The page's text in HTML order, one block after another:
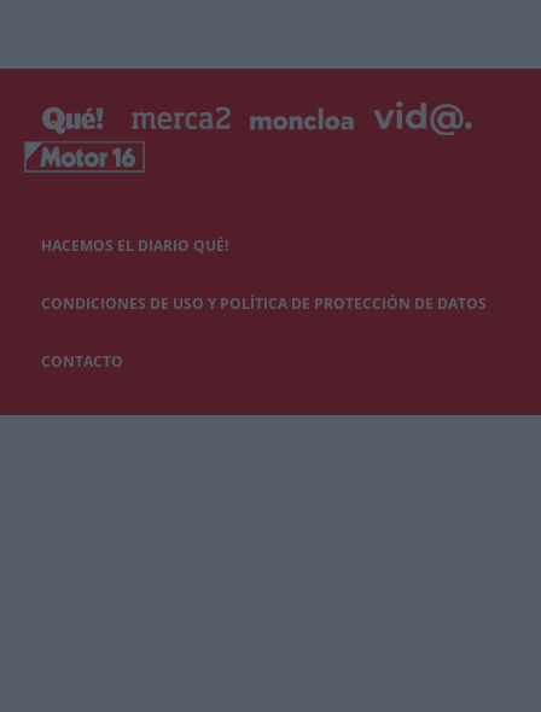
HACEMOS EL DIARIO QUÉ!
CONDICIONES DE USO Y POLÍTICA DE PROTECCIÓN DE DATOS
CONTACTO